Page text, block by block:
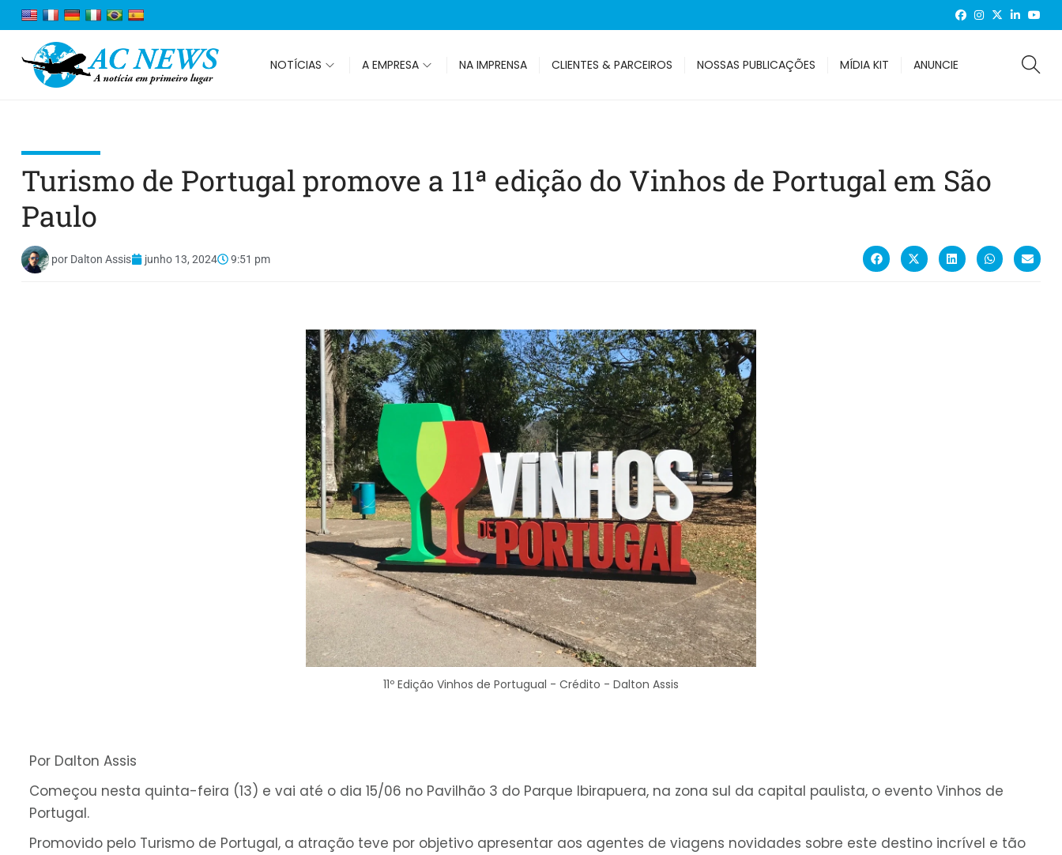
NOTÍCIAS A EMPRESA NA IMPRENSA CLIENTES & PARCEIROS NOSSAS PUBLICAÇÕES MÍDIA KIT ANUNCIE
Turismo de Portugal promove a 11ª edição do Vinhos de Portugal em São
Paulo
por Dalton Assis junho 13, 2024 9:51 pm
11º Edição Vinhos de Portugual - Crédito - Dalton Assis
Por Dalton Assis
Começou nesta quinta-feira (13) e vai até o dia 15/06 no Pavilhão 3 do Parque Ibirapuera, na zona sul da capital paulista, o evento Vinhos de
Portugal.
Promovido pelo Turismo de Portugal, a atração teve por objetivo apresentar aos agentes de viagens novidades sobre este destino incrível e tão